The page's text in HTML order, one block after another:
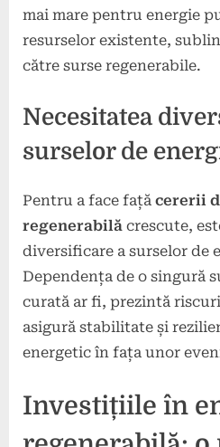
mai mare pentru energie
resurselor existente,
către surse regenerabile.
Necesitatea
surselor de
Pentru a face față cererii
regenerabilă crescute,
diversificare a surselor de
Dependența de o singură
curată ar fi, prezintă
asigură stabilitate și
energetic în fața unor
Investițiile în